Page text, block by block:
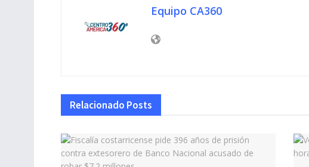
Equipo CA360
Relacionado Posts